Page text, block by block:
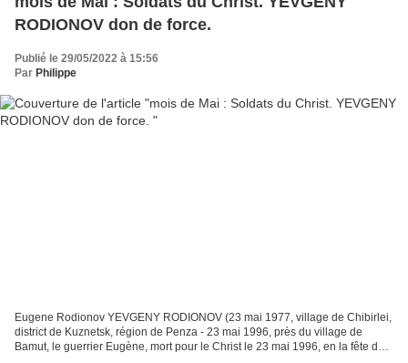
RODIONOV don de force.
Publié le 29/05/2022 à 15:56
Par Philippe
Eugene Rodionov YEVGENY RODIONOV (23 mai 1977, village de Chibirlei,
district de Kuznetsk, région de Penza - 23 mai 1996, près du village de
Bamut, le guerrier Eugène, mort pour le Christ le 23 mai 1996, en la fête de